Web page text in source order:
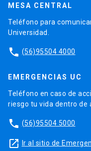
MESA CENTRAL
Teléfono para
Universidad.
phone (56)95504 4000
EMERGENCIAS UC
Teléfono en caso de
riesgo tu vida dentro de
phone (56)95504 5000
launch Ir al sitio de